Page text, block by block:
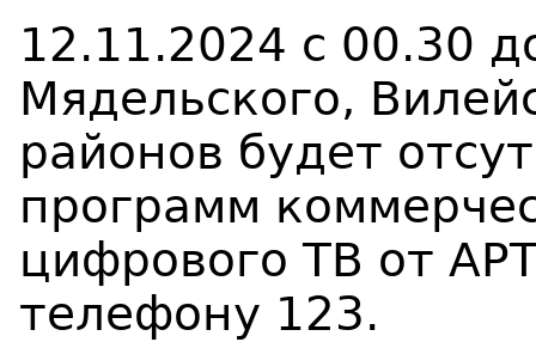
12.11.2024 с 00.30
Мядельского,
районов будет
программ
цифрового ТВ от
телефону 123.